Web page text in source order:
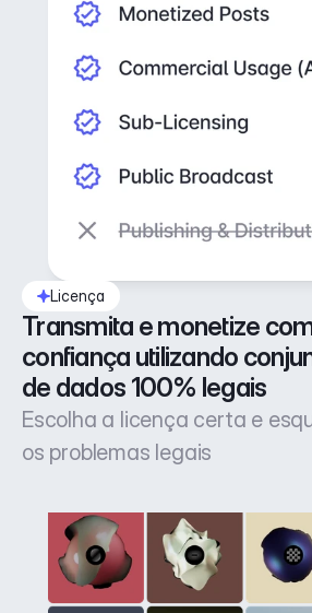
Licença
Transmita e monetize
confiança utilizando
de dados 100% legais
Escolha a licença certa e
os problemas legais